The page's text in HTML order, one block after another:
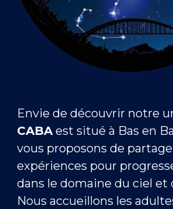
Envie de découvrir notre
CABAest situé à Bas en
vous proposons de
expériences pour
dans le domaine du ciel et
Nous accueillons les